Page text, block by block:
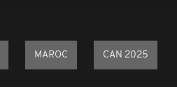
MAROC CAN 2025